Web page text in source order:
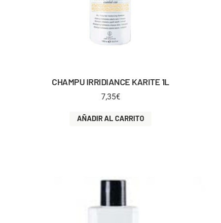
CHAMPU IRRIDIANCE KARITE 1L
7,35€
AÑADIR AL CARRITO